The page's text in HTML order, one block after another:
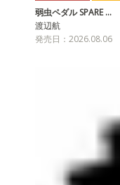
弱虫ペダル SPARE …
渡辺航
発売日：2026.08.06